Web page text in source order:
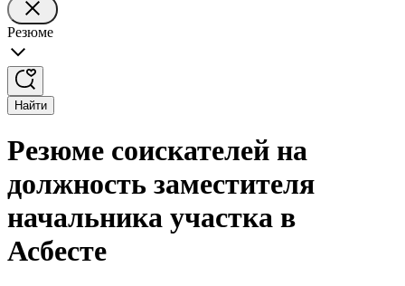
Резюме
Найти
Резюме соискателей на
должность заместителя
начальника участка в
Асбесте